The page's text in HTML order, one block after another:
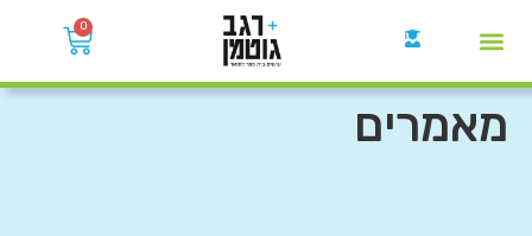
0
מאמרים